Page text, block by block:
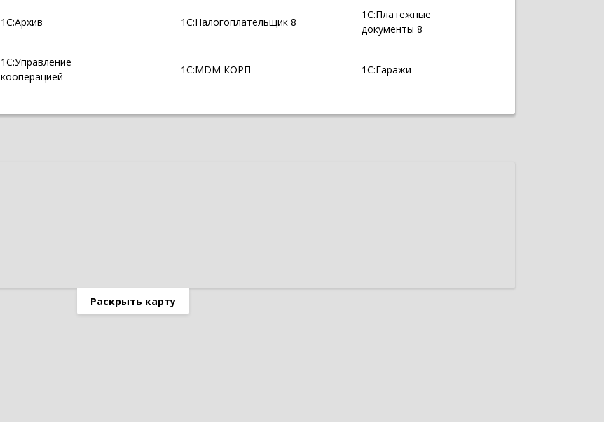
1С:Архив 1С:Налогоплательщик 8
1С:Платежные
документы 8
1С:Управление
кооперацией
1С:MDM КОРП 1С:Гаражи
Раскрыть карту